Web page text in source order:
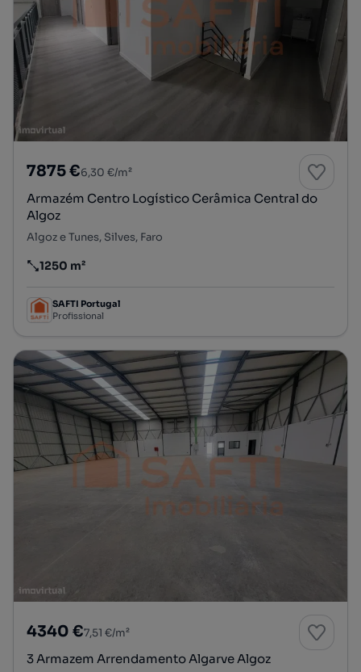
7875 €6,30 €/m²
Armazém Centro Logístico Cerâmica Central do
Algoz
Algoz e Tunes, Silves, Faro
Preço por metro quadrado
1250 m²
SAFTI Portugal
Profissional
4340 €7,51 €/m²
3 Armazem Arrendamento Algarve Algoz